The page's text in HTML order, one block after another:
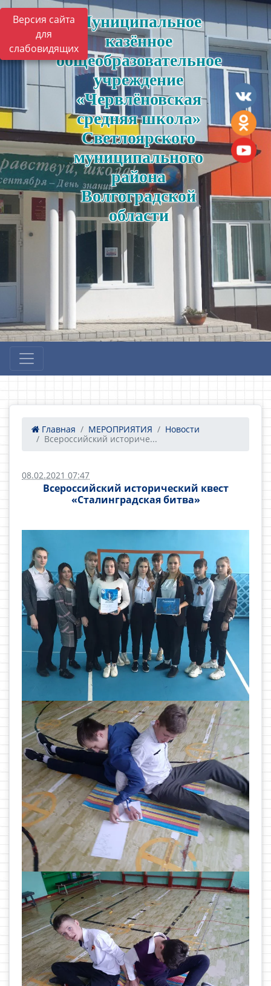
Версия сайта
для
слабовидящих
Муниципальное
казённое
общеобразовательное
учреждение
«Червлёновская
средняя школа»
Светлоярского
муниципального
района
Волгоградской
области
Главная МЕРОПРИЯТИЯ
Новости
Всероссийский историче...
08.02.2021 07:47
Всероссийский исторический квест
«Сталинградская битва»